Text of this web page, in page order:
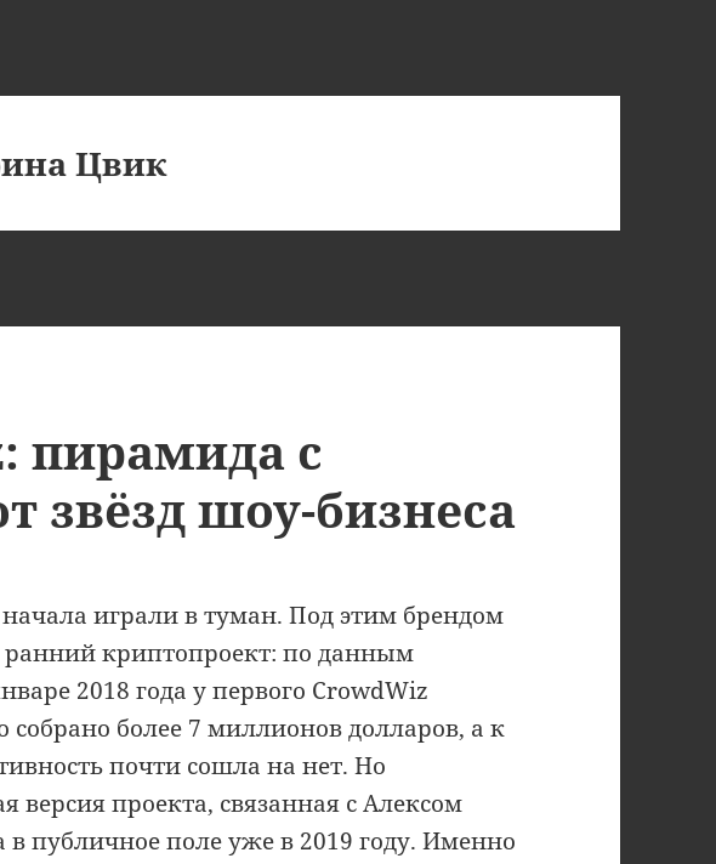
Цвик
пирамида с
звёзд шоу-бизнеса
играли в туман. Под этим брендом
ранний криптопроект: по данным
2018 года у первого CrowdWiz
собрано более 7 миллионов долларов, а к
почти сошла на нет. Но
версия проекта, связанная с Алексом
публичное поле уже в 2019 году. Именно